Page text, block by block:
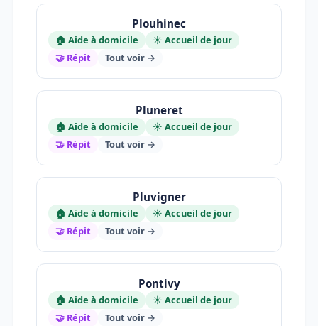
Plouhinec
🏠 Aide à domicile
☀️ Accueil de jour
🤝 Répit
Tout voir →
Pluneret
🏠 Aide à domicile
☀️ Accueil de jour
🤝 Répit
Tout voir →
Pluvigner
🏠 Aide à domicile
☀️ Accueil de jour
🤝 Répit
Tout voir →
Pontivy
🏠 Aide à domicile
☀️ Accueil de jour
🤝 Répit
Tout voir →